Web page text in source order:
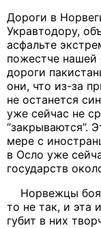
Дороги в
Укравтодору,
асфальте
пожестче нашей
дороги
они, что из-за
не останется
уже сейчас не
“закрываются”.
мере с
в Осло уже
государств
Норвежцы
то не так, и эта
губит в них